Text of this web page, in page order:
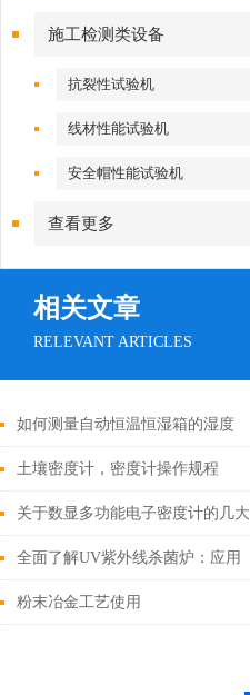
施工检测类设备
抗裂性试验机
线材性能试验机
安全帽性能试验机
查看更多
相关文章
RELEVANT ARTICLES
如何测量自动恒温恒湿箱的湿度
呢？有几种方法
土壤密度计，密度计操作规程
关于数显多功能电子密度计的几大
功能特点介绍
全面了解UV紫外线杀菌炉：应用
与工作原理
粉末冶金工艺使用